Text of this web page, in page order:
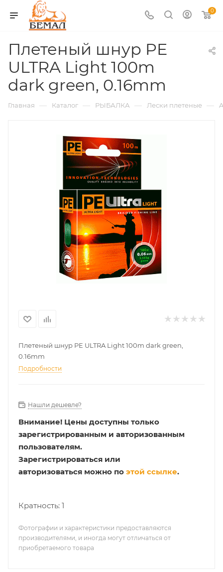
0
Плетеный шнур PE
ULTRA Light 100m
dark green, 0.16mm
Главная — Каталог — РЫБАЛКА — Лески плетеные —
Плетеный шнур PE ULTRA Light 100m dark green,
0.16mm
Подробности
Нашли дешевле?
Внимание! Цены доступны только
зарегистрированным и авторизованным
пользователям.
Зарегистрироваться или
авторизоваться можно по этой ссылке.
Кратность: 1
Фотографии и характеристики предоставляются
производителями, и иногда могут отличаться от
приобретаемого товара